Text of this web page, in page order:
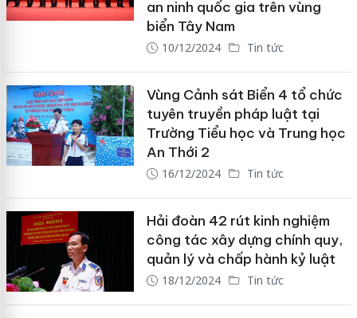
an ninh quốc gia trên vùng
biển Tây Nam
10/12/2024 Tin tức
Vùng Cảnh sát Biển 4 tổ chức
tuyên truyền pháp luật tại
Trường Tiểu học và Trung học
An Thới 2
16/12/2024 Tin tức
Hải đoàn 42 rút kinh nghiệm
công tác xây dựng chính quy,
quản lý và chấp hành kỷ luật
18/12/2024 Tin tức